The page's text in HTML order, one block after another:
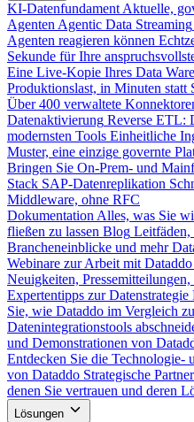
KI-Datenfundament Aktuelle,
Agenten Agentic Data Streaming
Agenten reagieren können
Sekunde für Ihre
Eine Live-Kopie Ihres Data
Produktionslast, in Minuten statt
Über 400 verwaltete
Datenaktivierung Reverse ETL:
modernsten Tools Einheitliche
Muster, eine einzige governte
Bringen Sie On-Prem- und
Stack SAP-Datenreplikation
Middleware, ohne RFC
Dokumentation Alles, was Sie
fließen zu lassen Blog Leitfäden,
Brancheneinblicke und mehr
Webinare zur Arbeit mit
Neuigkeiten,
Expertentipps zur Datenstrategie
Sie, wie Dataddo im Vergleich
Datenintegrationstools
und Demonstrationen von
Entdecken Sie die Technologie-
von Dataddo Strategische Partner
denen Sie vertrauen und deren
Lösungen